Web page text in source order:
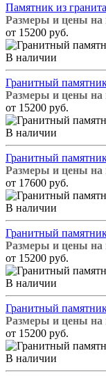
Памятник из
Размеры и цены на
от 15200 руб.
В наличии
Гранитный
Размеры и цены на
от 15200 руб.
В наличии
Гранитный
Размеры и цены на
от 17600 руб.
В наличии
Гранитный
Размеры и цены на
от 15200 руб.
В наличии
Гранитный
Размеры и цены на
от 15200 руб.
В наличии